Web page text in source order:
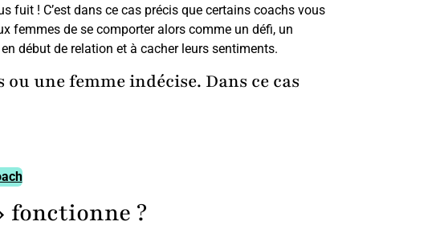
fuit ! C’est dans ce cas précis que certains coachs vous
femmes de se comporter alors comme un défi, un
début de relation et à cacher leurs sentiments.
une femme indécise. Dans ce cas
fonctionne ?